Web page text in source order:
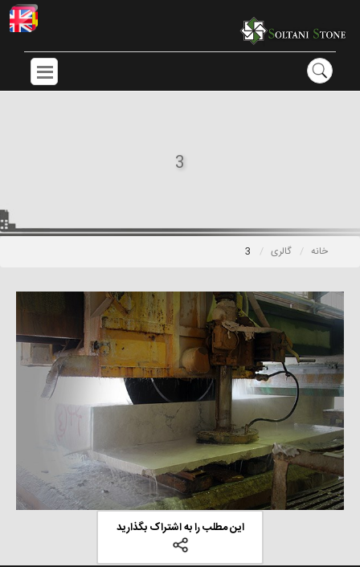
3
خانه گالری
این مطلب را به اشتراک بگذارید